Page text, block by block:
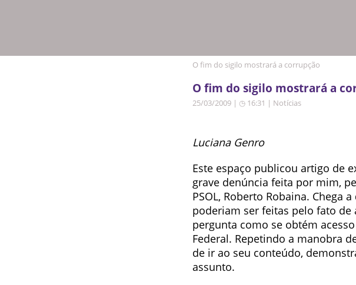
O fim do sigilo mostrará a corrupção
O fim do sigilo mostrará a
25/03/2009 | ◷ 16:31 | Notícias
Luciana Genro
Este espaço publicou artigo de
grave denúncia feita por mim,
PSOL, Roberto Robaina. Chega
poderiam ser feitas pelo fato
pergunta como se obtém
Federal. Repetindo a manobra
de ir ao seu conteúdo,
assunto.